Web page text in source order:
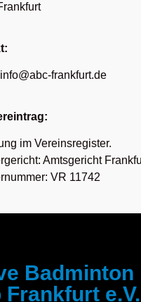
frankfurt.de
im Vereinsregister.
Amtsgericht
VR 11742
Badminton
Frankfurt e.V.